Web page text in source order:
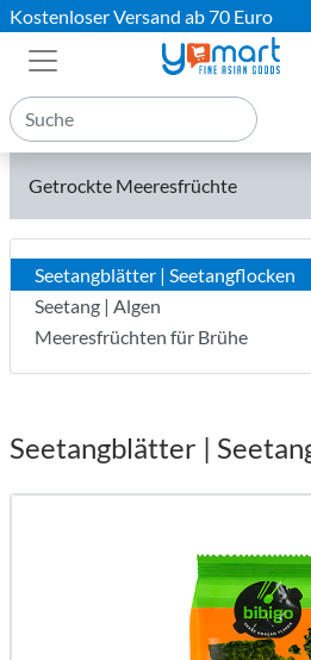
Kostenloser Versand ab 70 Euro
Getrockte Meeresfrüchte
Seetangblätter | Seetangflocken
Seetang | Algen
Meeresfrüchten für Brühe
Seetangblätter |